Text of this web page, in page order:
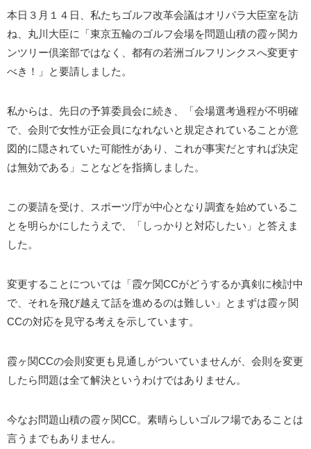
本日３月１４日、私たちゴルフ改革会議はオリパラ大臣室を訪
ね、丸川大臣に「東京五輪のゴルフ会場を問題山積の霞ヶ関カ
ンツリー倶楽部ではなく、都有の若洲ゴルフリンクスへ変更す
べき！」と要請しました。
私からは、先日の予算委員会に続き、「会場選考過程が不明確
で、会則で女性が正会員になれないと規定されていることが意
図的に隠されていた可能性があり、これが事実だとすれば決定
は無効である」ことなどを指摘しました。
この要請を受け、スポーツ庁が中心となり調査を始めているこ
とを明らかにしたうえで、「しっかりと対応したい」と答えま
した。
変更することについては「霞ケ関CCがどうするか真剣に検討中
で、それを飛び越えて話を進めるのは難しい」とまずは霞ヶ関
CCの対応を見守る考えを示しています。
霞ヶ関CCの会則変更も見通しがついていませんが、会則を変更
したら問題は全て解決というわけではありません。
今なお問題山積の霞ヶ関CC。素晴らしいゴルフ場であることは
言うまでもありません。